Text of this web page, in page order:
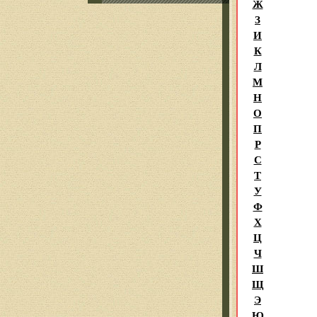
Ж
З
И
К
Л
М
Н
О
П
Р
С
Т
У
Ф
Х
Ц
Ч
Ш
Щ
Э